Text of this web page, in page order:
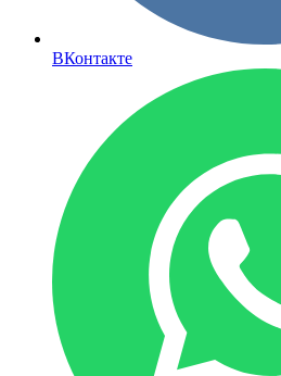
ВКонтакте